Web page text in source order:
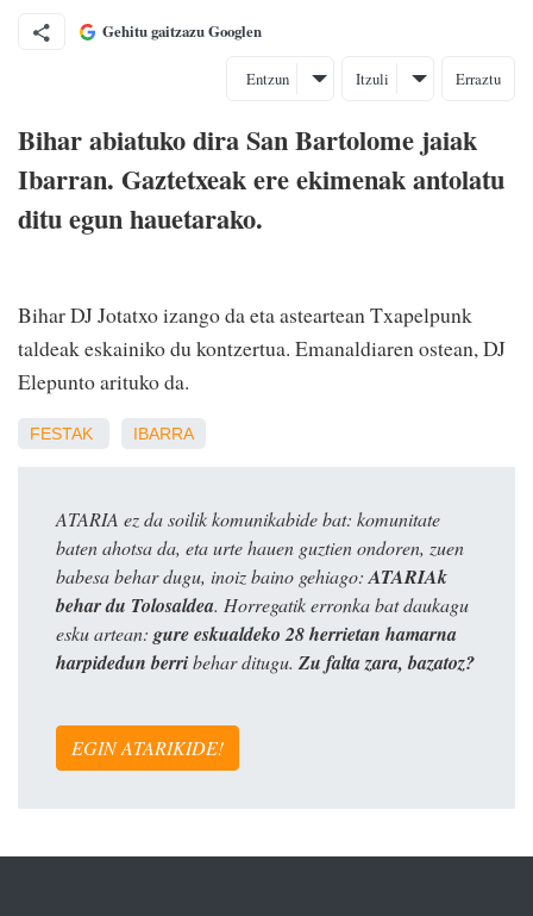
Gehitu gaitzazu Googlen
Entzun Itzuli Erraztu
Bihar abiatuko dira San Bartolome jaiak
Ibarran. Gaztetxeak ere ekimenak antolatu
ditu egun hauetarako.
Bihar DJ Jotatxo izango da eta asteartean Txapelpunk
taldeak eskainiko du kontzertua. Emanaldiaren ostean, DJ
Elepunto arituko da.
FESTAK IBARRA
ATARIA ez da soilik komunikabide bat: komunitate
baten ahotsa da, eta urte hauen guztien ondoren, zuen
babesa behar dugu, inoiz baino gehiago: ATARIAk
behar du Tolosaldea. Horregatik erronka bat daukagu
esku artean: gure eskualdeko 28 herrietan hamarna
harpidedun berribehar ditugu. Zu falta zara, bazatoz?
EGIN ATARIKIDE!